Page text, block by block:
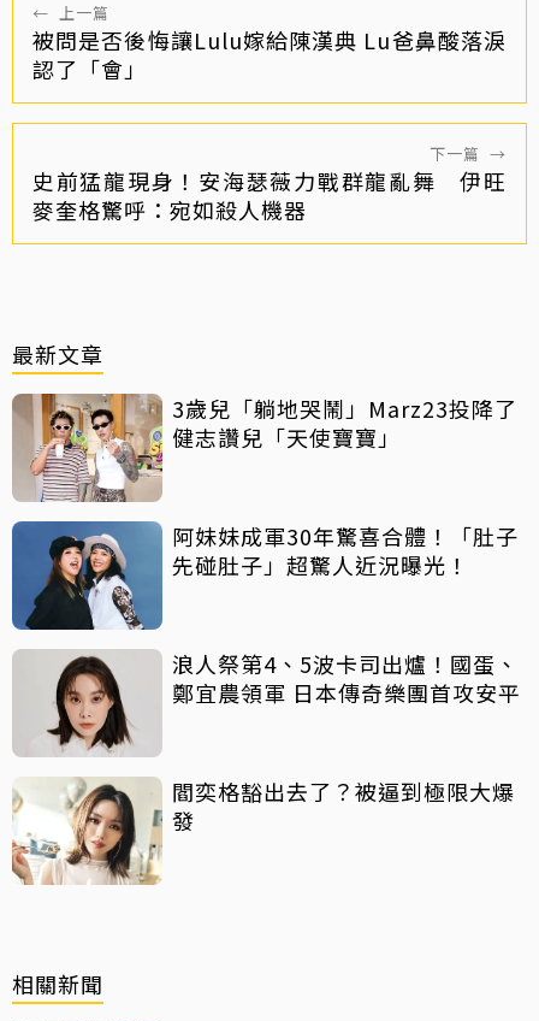
← 上一篇
被問是否後悔讓Lulu嫁給陳漢典 Lu爸鼻酸落淚
認了「會」
下一篇 →
史前猛龍現身！安海瑟薇力戰群龍亂舞 伊旺
麥奎格驚呼：宛如殺人機器
最新文章
3歲兒「躺地哭鬧」Marz23投降了
健志讚兒「天使寶寶」
阿妹妹成軍30年驚喜合體！「肚子
先碰肚子」超驚人近況曝光！
浪人祭第4、5波卡司出爐！國蛋、
鄭宜農領軍 日本傳奇樂團首攻安平
閻奕格豁出去了？被逼到極限大爆
發
相關新聞